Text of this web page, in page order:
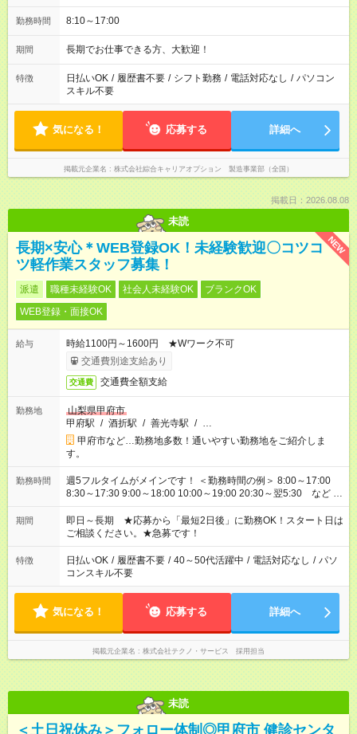
勤務時間 8:10～17:00
期間 長期でお仕事できる方、大歓迎！
特徴 日払いOK / 履歴書不要 / シフト勤務 / 電話対応なし / パソコン
スキル不要
気になる！ 応募する 詳細へ
掲載元企業名 株式会社綜合キャリアオプション 製造事業部（全国）
掲載日：2026.08.08
未読
NEW
長期×安心＊WEB登録OK！未経験歓迎〇コツコ
ツ軽作業スタッフ募集！
派遣 職種未経験OK 社会人未経験OK
ブランクOK
WEB登録・面接OK
給与
時給1100円～1600円 ★Wワーク不可
交通費別途支給あり
交通費 交通費全額支給
勤務地
山梨県甲府市
甲府駅 / 酒折駅 / 善光寺駅 / …
甲府市など…勤務地多数！通いやすい勤務地をご紹介しま
す。
勤務時間
週5フルタイムがメインです！ ＜勤務時間の例＞ 8:00～17:00
8:30～17:30 9:00～18:00 10:00～19:00 20:30～翌5:30 など ★
その他にも勤務時間多数！ 日勤のみ、残業なし、交替制など
ご希望を教えてください！
期間
即日～長期 ★応募から「最短2日後」に勤務OK！スタート日は
ご相談ください。★急募です！
特徴 日払いOK / 履歴書不要 / 40～50代活躍中 / 電話対応なし / パソ
コンスキル不要
気になる！ 応募する 詳細へ
掲載元企業名 株式会社テクノ・サービス 採用担当
未読
＜土日祝休み＞フォロー体制◎甲府市 健診センタ